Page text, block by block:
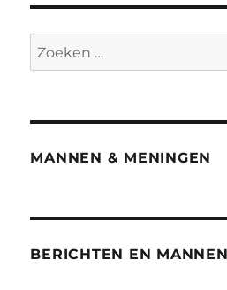
MANNEN & MENINGEN
BERICHTEN EN